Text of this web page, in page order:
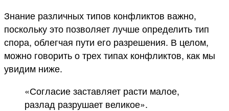
Знание различных типов конфликтов важно,
поскольку это позволяет лучше определить тип
спора, облегчая пути его разрешения. В целом,
можно говорить о трех типах конфликтов, как мы
увидим ниже.
«Согласие заставляет расти малое,
разлад разрушает великое».